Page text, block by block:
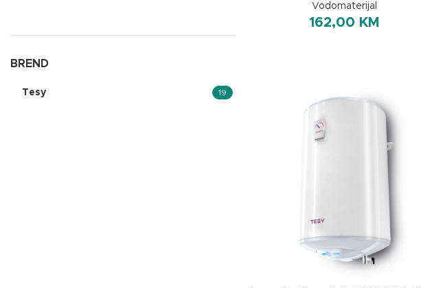
BREND
Tesy 19
Vodomaterijal
162,00 KM